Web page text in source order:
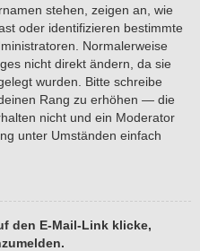
stehen, zeigen an, wie
oder identifizieren bestimmte
Normalerweise
nicht direkt ändern, da sie
wurden. Bitte schreibe
Rang zu erhöhen — die
nicht und ein Moderator
unter Umständen einfach
den E-Mail-Link klicke,